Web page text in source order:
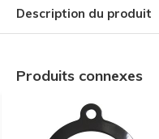
Description du produit
Produits connexes